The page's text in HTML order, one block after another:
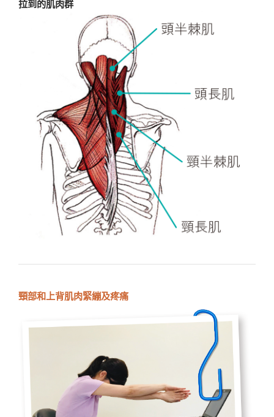
拉到的肌肉群
頸部和上背肌肉緊繃及疼痛